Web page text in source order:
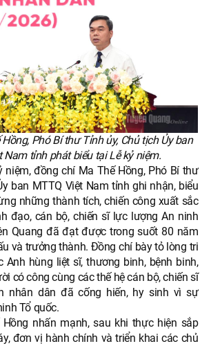
Phó Bí thư Tỉnh ủy, Chủ tịch Ủy ban
Nam tỉnh phát biểu tại Lễ kỷ niệm.
niệm, đồng chí Ma Thế Hồng, Phó Bí thư
ban MTTQ Việt Nam tỉnh ghi nhận, biểu
những thành tích, chiến công xuất sắc
đạo, cán bộ, chiến sĩ lực lượng An ninh
Quang đã đạt được trong suốt 80 năm
và trưởng thành. Đồng chí bày tỏ lòng tri
Anh hùng liệt sĩ, thương binh, bệnh binh,
có công cùng các thế hệ cán bộ, chiến sĩ
nhân dân đã cống hiến, hy sinh vì sự
Tổ quốc.
nhấn mạnh, sau khi thực hiện sắp
đơn vị hành chính và triển khai các chủ